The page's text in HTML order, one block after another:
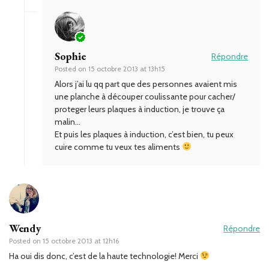
Sophie
Posted on 15 octobre 2013 at 13h15
Répondre
Alors j’ai lu qq part que des personnes avaient mis
une planche à découper coulissante pour cacher/
proteger leurs plaques à induction, je trouve ça
malin…
Et puis les plaques à induction, c’est bien, tu peux
cuire comme tu veux tes aliments
Wendy
Posted on 15 octobre 2013 at 12h16
Répondre
Ha oui dis donc, c’est de la haute technologie! Merci